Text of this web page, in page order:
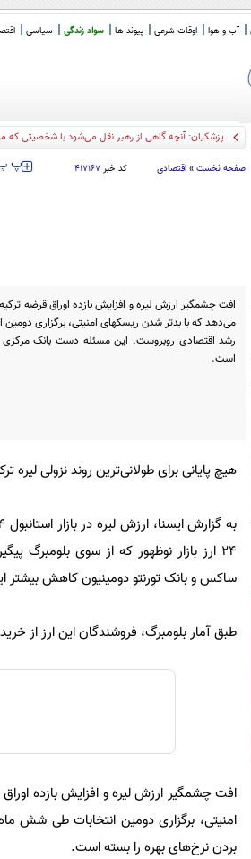
آب و هوا اوقات شرعی پیوند ها سواد زندگی سیاسی
پزشکیان‌: آنچه گاهی از رهبر نقل می‌شود با شخصیتی که من دیدم
صفحه نخست » اقتصادی کد خبر۴۱۷۱۶۷ ‍‍‍ پ
افت چشمگیر ارزش لیره و افزایش بازده اوراق قرضه
می‌دهد که با بدتر شدن ریسکهای امنیتی، برگزاری
رشد اقتصادی روبروست. این مسئله دست بانک مرکزی
است.
هیچ پایانی برای طولانی‌ترین روند نزولی
24 ارز بازار نوظهور که از سوی
ساکس و بانک تورنتو دومینیون کاهش بیشتر
طبق آمار بلومبرگ، فروشندگان این ارز از خریداران آن بیشتر
افت چشمگیر ارزش لیره و افزایش بازده
امنیتی، برگزاری دومین انتخابات طی شش
بردن نرخ‌های بهره را بسته است.